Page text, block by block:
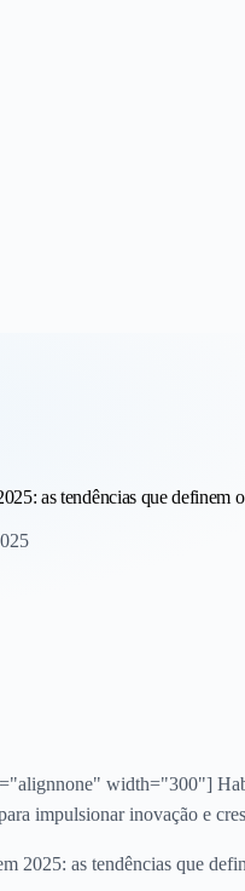
as tendências que definem
width="300"]
impulsionar inovação e
2025: as tendências que